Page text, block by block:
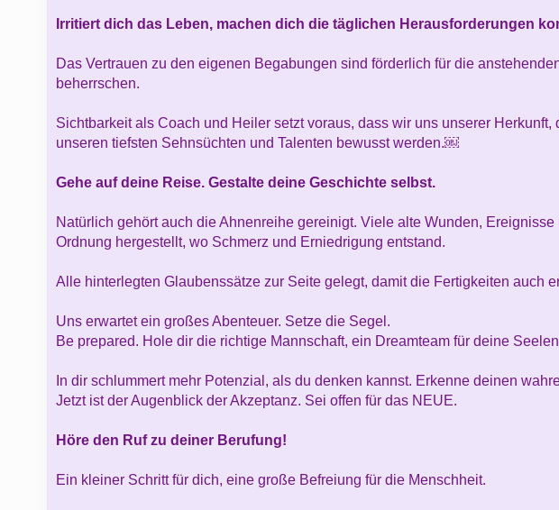
Irritiert dich das Leben, machen dich die täglichen Herausforderungen
Das Vertrauen zu den eigenen Begabungen sind förderlich für die
beherrschen.
Sichtbarkeit als Coach und Heiler setzt voraus, dass wir uns unserer
unseren tiefsten Sehnsüchten und Talenten bewusst werden.￼
Gehe auf deine Reise. Gestalte deine Geschichte selbst.
Natürlich gehört auch die Ahnenreihe gereinigt. Viele alte Wunden,
Ordnung hergestellt, wo Schmerz und Erniedrigung entstand.
Alle hinterlegten Glaubenssätze zur Seite gelegt, damit die Fertigkeiten auch
Uns erwartet ein großes Abenteuer. Setze die Segel.
Be prepared. Hole dir die richtige Mannschaft, ein Dreamteam für deine
In dir schlummert mehr Potenzial, als du denken kannst. Erkenne deinen
Jetzt ist der Augenblick der Akzeptanz. Sei offen für das NEUE.
Höre den Ruf zu deiner Berufung!
Ein kleiner Schritt für dich, eine große Befreiung für die Menschheit.